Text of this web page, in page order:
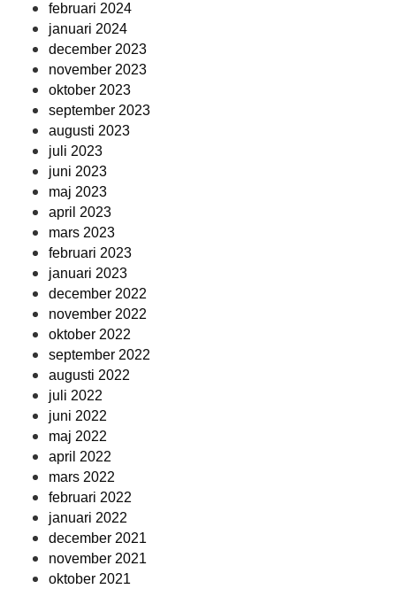
februari 2024
januari 2024
december 2023
november 2023
oktober 2023
september 2023
augusti 2023
juli 2023
juni 2023
maj 2023
april 2023
mars 2023
februari 2023
januari 2023
december 2022
november 2022
oktober 2022
september 2022
augusti 2022
juli 2022
juni 2022
maj 2022
april 2022
mars 2022
februari 2022
januari 2022
december 2021
november 2021
oktober 2021